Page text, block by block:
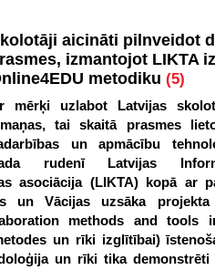
aicināti pilnveidot
izmantojot LIKTA
metodiku (5)
mērķi uzlabot Latvijas
tai skaitā prasmes
un apmācību
rudenī Latvijas
asociācija (LIKTA) kopā ar
un Vācijas uzsāka projekta
methods and tools
un rīki izglītībai)
un rīki tika demonstrēti